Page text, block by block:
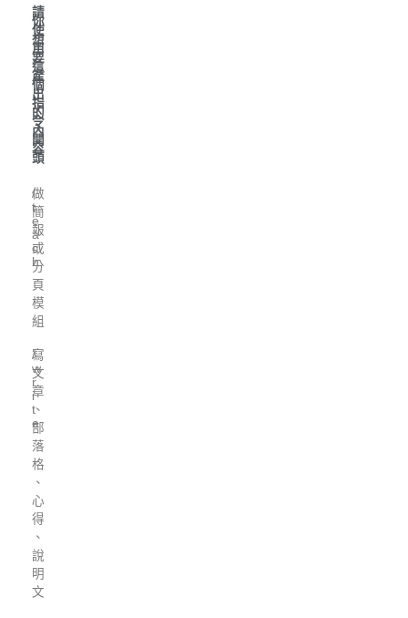
你
想
要
產
出
的
內
容
請
使
用
這
個
指
令
開
頭
做
簡
報
或
分
頁
模
組
/
t
e
a
c
h
寫
文
章
、
部
落
格
、
心
得
、
說
明
文
/
w
r
i
t
e